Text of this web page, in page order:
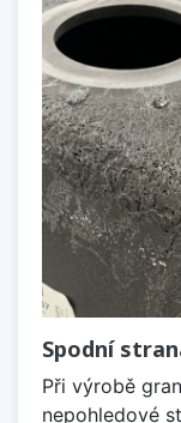
Spodní
Při výrobě
nepohledové